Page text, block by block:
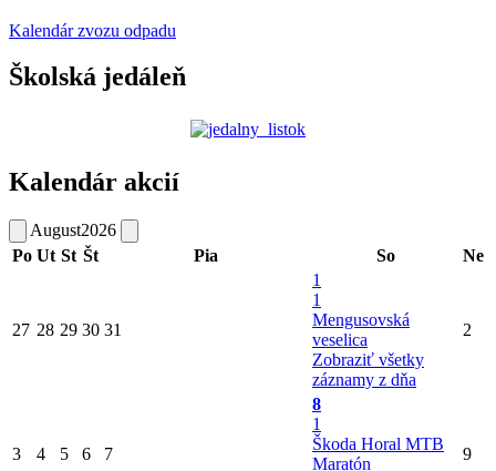
Kalendár zvozu odpadu
Školská jedáleň
Kalendár akcií
August2026
Po Ut St Št Pia So Ne
27 28 29 30 31
1
1
Mengusovská
veselica
Zobraziť všetky
záznamy z dňa
2
3 4 5 6 7
8
1
Škoda Horal MTB
Maratón
9